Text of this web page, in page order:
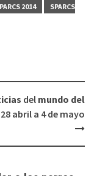
2014
SPARCS
del mundo del
abril a 4 de mayo